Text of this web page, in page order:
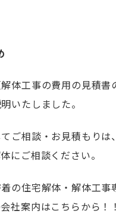
体工事の費用の見積書
いたしました。
ご相談・お見積もりは
にご相談ください。
の住宅解体・解体工事
社案内はこちらから！！